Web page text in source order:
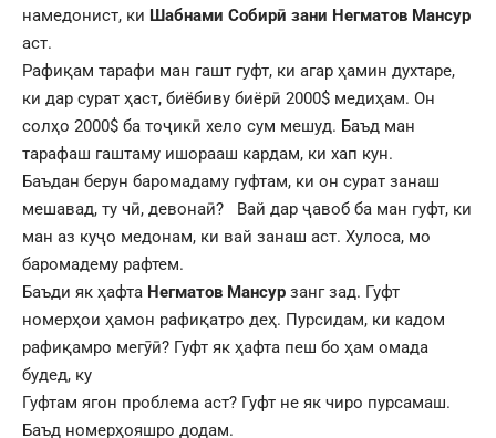
намедонист, ки Шабнами Собирӣ зани Негматов Мансур
аст.
Рафиқам тарафи ман гашт гуфт, ки агар ҳамин духтаре,
ки дар сурат ҳаст, биёбиву биёрӣ 2000$ медиҳам. Он
солҳо 2000$ ба тоҷикӣ хело сум мешуд. Баъд ман
тарафаш гаштаму ишорааш кардам, ки хап кун.
Баъдан берун баромадаму гуфтам, ки он сурат занаш
мешавад, ту чӣ, девонаӣ? Вай дар ҷавоб ба ман гуфт, ки
ман аз куҷо медонам, ки вай занаш аст. Хулоса, мо
баромадему рафтем.
Баъди як ҳафта Негматов Мансур занг зад. Гуфт
номерҳои ҳамон рафиқатро деҳ. Пурсидам, ки кадом
рафиқамро мегӯӣ? Гуфт як ҳафта пеш бо ҳам омада
будед, ку
Гуфтам ягон проблема аст? Гуфт не як чиро пурсамаш.
Баъд номерҳояшро додам.